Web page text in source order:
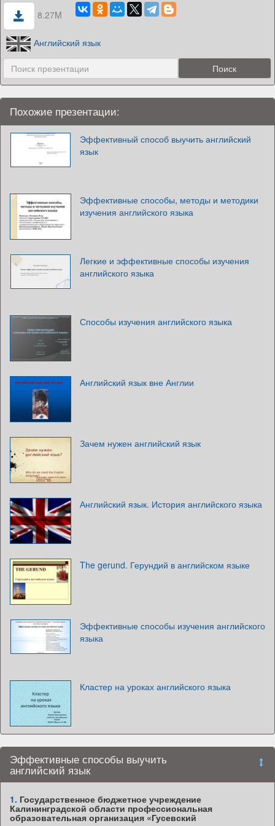
8.27M
Английский язык
Похожие презентации:
Эффективный способ выучить английский
язык
Эффективные способы, методы и методики
изучения английского языка
Легкие и эффективные способы изучения
английского языка
Способы изучения английского языка
Английский язык вне Англии
Зачем нужен английский язык
Английский язык. История английского языка
The gerund. Герундий в английском языке
Эффективные способы изучения английского
языка
Кластер на уроках английского языка
Эффективные способы выучить
английский язык
1. Государственное бюджетное учреждение
Калининградской области профессиональная
образовательная организация «Гусевский